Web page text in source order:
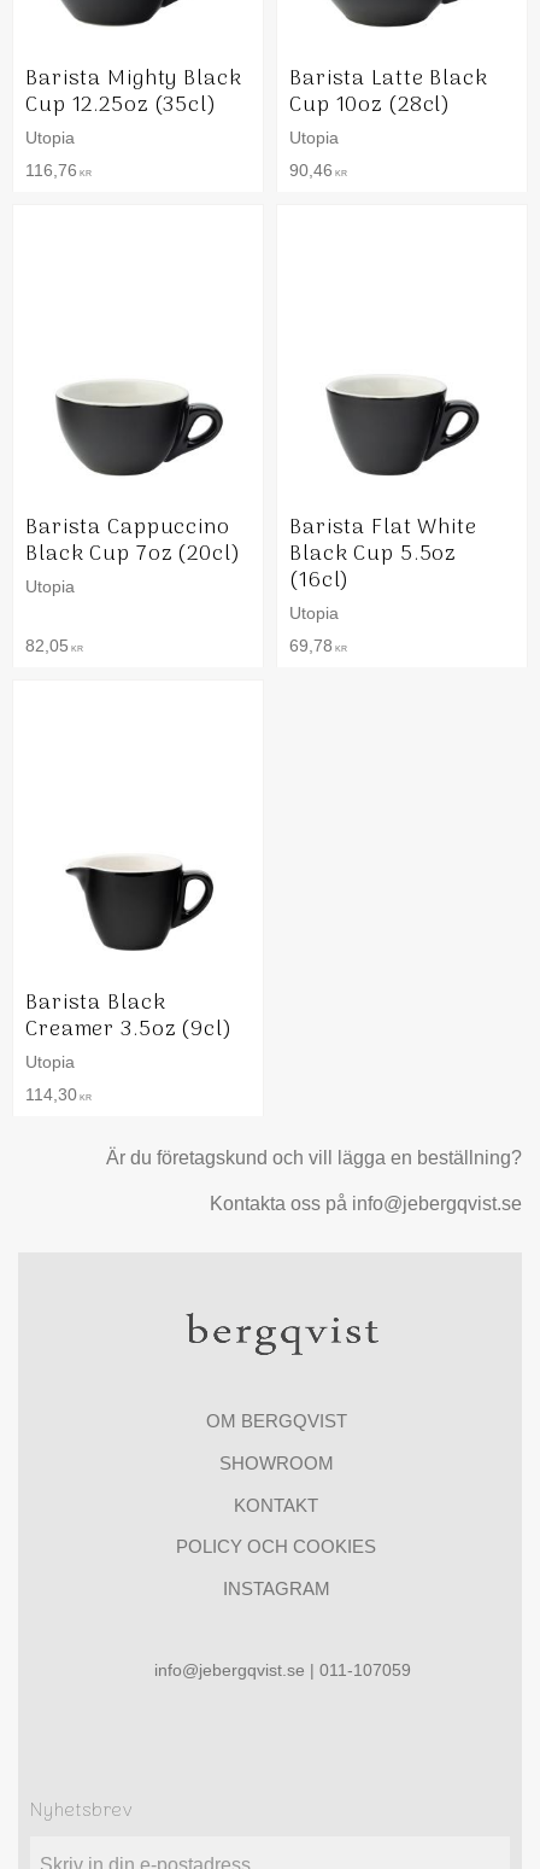
Barista Mighty Black
Cup 12.25oz (35cl)
Utopia
116,76 KR
Barista Latte Black
Cup 10oz (28cl)
Utopia
90,46 KR
Barista Cappuccino
Black Cup 7oz (20cl)
Utopia
82,05 KR
Barista Flat White
Black Cup 5.5oz
(16cl)
Utopia
69,78 KR
Barista Black
Creamer 3.5oz (9cl)
Utopia
114,30 KR
Är du företagskund och vill lägga en beställning?
Kontakta oss på info@jebergqvist.se
OM BERGQVIST
SHOWROOM
KONTAKT
POLICY OCH COOKIES
INSTAGRAM
info@jebergqvist.se | 011-107059
Nyhetsbrev